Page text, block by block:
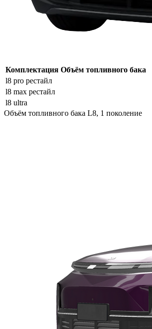
Комплектация Объём топливного бака
l8 pro рестайл
l8 max рестайл
l8 ultra
Объём топливного бака L8, 1 поколение